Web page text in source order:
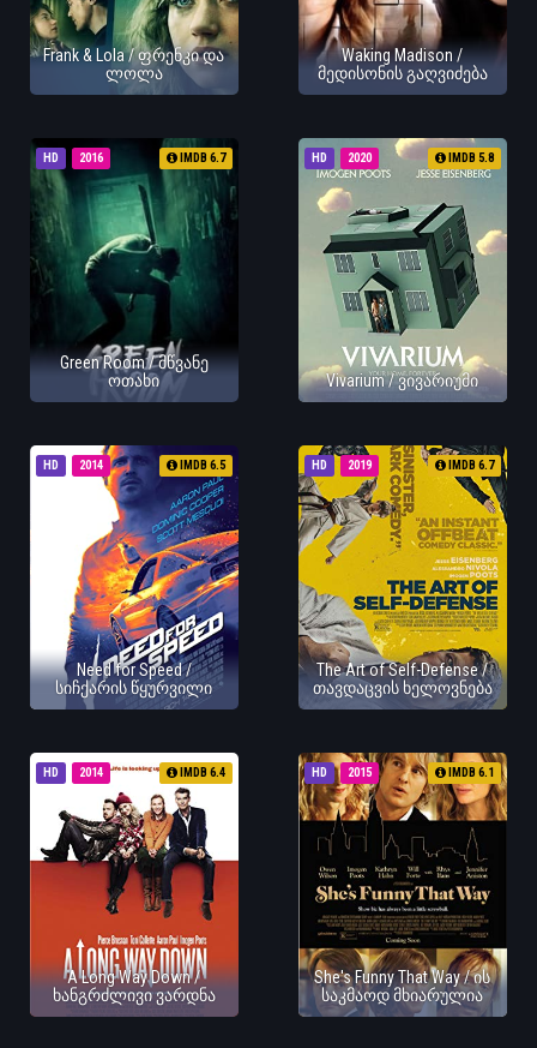
Frank & Lola / ფრენკი და
ლოლა
Waking Madison /
მედისონის გაღვიძება
HD 2016 IMDB 6.7
Green Room / მწვანე
ოთახი
HD 2020 IMDB 5.8
Vivarium / ვივარიუმი
HD 2014 IMDB 6.5
Need for Speed /
სიჩქარის წყურვილი
HD 2019 IMDB 6.7
The Art of Self-Defense /
თავდაცვის ხელოვნება
HD 2014 IMDB 6.4
A Long Way Down /
ხანგრძლივი ვარდნა
HD 2015 IMDB 6.1
She's Funny That Way / ის
საკმაოდ მხიარულია